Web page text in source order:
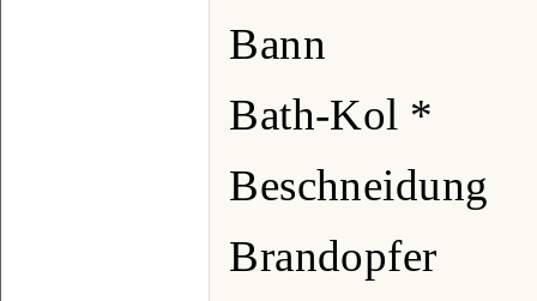
Bann
Bath-Kol *
Beschneidung
Brandopfer